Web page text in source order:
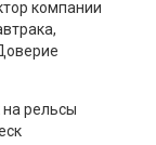
компании
рельсы